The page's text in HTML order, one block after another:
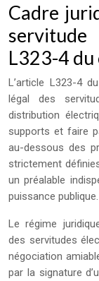
Cadre
L323-4 du
L’article L323-4
légal des
distribution
supports et faire
au-dessous des
strictement
un préalable
puissance publique.
Le régime
des servitudes
négociation
par la signature